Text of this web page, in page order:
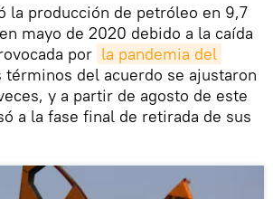
la producción de petróleo en 9,7
mayo de 2020 debido a la caída
por la pandemia del
términos del acuerdo se ajustaron
y a partir de agosto de este
a la fase final de retirada de sus